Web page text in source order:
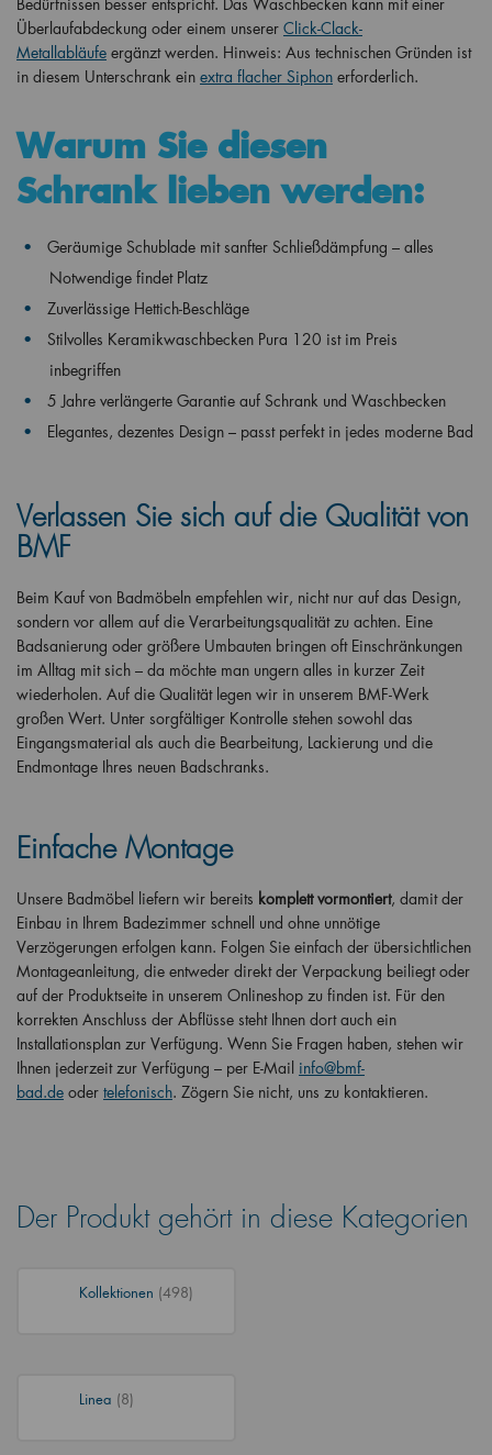
Überlaufabdeckung oder einem unserer Click-Clack-
Metallabläufe ergänzt werden. Hinweis: Aus technischen Gründen ist
in diesem Unterschrank ein extra flacher Siphon erforderlich.
Warum Sie diesen
Schrank lieben werden:
Geräumige Schublade mit sanfter Schließdämpfung – alles
Notwendige findet Platz
Zuverlässige Hettich-Beschläge
Stilvolles Keramikwaschbecken Pura 120 ist im Preis
inbegriffen
5 Jahre verlängerte Garantie auf Schrank und Waschbecken
Elegantes, dezentes Design – passt perfekt in jedes moderne Bad
Verlassen Sie sich auf die Qualität von
BMF
Beim Kauf von Badmöbeln empfehlen wir, nicht nur auf das Design,
sondern vor allem auf die Verarbeitungsqualität zu achten. Eine
Badsanierung oder größere Umbauten bringen oft Einschränkungen
im Alltag mit sich – da möchte man ungern alles in kurzer Zeit
wiederholen. Auf die Qualität legen wir in unserem BMF-Werk
großen Wert. Unter sorgfältiger Kontrolle stehen sowohl das
Eingangsmaterial als auch die Bearbeitung, Lackierung und die
Endmontage Ihres neuen Badschranks.
Einfache Montage
Unsere Badmöbel liefern wir bereits komplett vormontiert, damit der
Einbau in Ihrem Badezimmer schnell und ohne unnötige
Verzögerungen erfolgen kann. Folgen Sie einfach der übersichtlichen
Montageanleitung, die entweder direkt der Verpackung beiliegt oder
auf der Produktseite in unserem Onlineshop zu finden ist. Für den
korrekten Anschluss der Abflüsse steht Ihnen dort auch ein
Installationsplan zur Verfügung. Wenn Sie Fragen haben, stehen wir
Ihnen jederzeit zur Verfügung – per E-Mail info@bmf-
bad.de oder telefonisch. Zögern Sie nicht, uns zu kontaktieren.
Der Produkt gehört in diese Kategorien
Kollektionen (498)
Linea (8)